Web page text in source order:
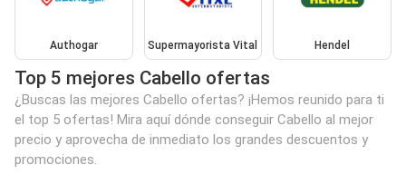
Authogar Supermayorista Vital Hendel
Top 5 mejores Cabello ofertas
¿Buscas las mejores Cabello ofertas? ¡Hemos reunido para ti
el top 5 ofertas! Mira aquí dónde conseguir Cabello al mejor
precio y aprovecha de inmediato los grandes descuentos y
promociones.